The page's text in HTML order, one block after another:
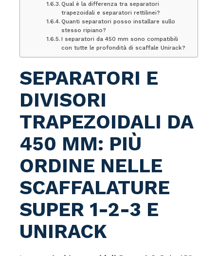
Qual è la differenza tra separatori
trapezoidali e separatori rettilinei?
Quanti separatori posso installare sullo
stesso ripiano?
I separatori da 450 mm sono compatibili
con tutte le profondità di scaffale Unirack?
SEPARATORI E
DIVISORI
TRAPEZOIDALI DA
450 MM: PIÙ
ORDINE NELLE
SCAFFALATURE
SUPER 1-2-3 E
UNIRACK